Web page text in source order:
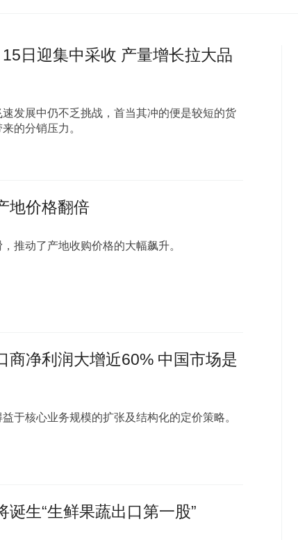
日迎集中采收 产量增长拉大品
发展中仍不乏挑战，首当其冲的便是较短的货
的分销压力。
地价格翻倍
推动了产地收购价格的大幅飙升。
商净利润大增近60% 中国市场是
于核心业务规模的扩张及结构化的定价策略。
诞生“生鲜果蔬出口第一股”